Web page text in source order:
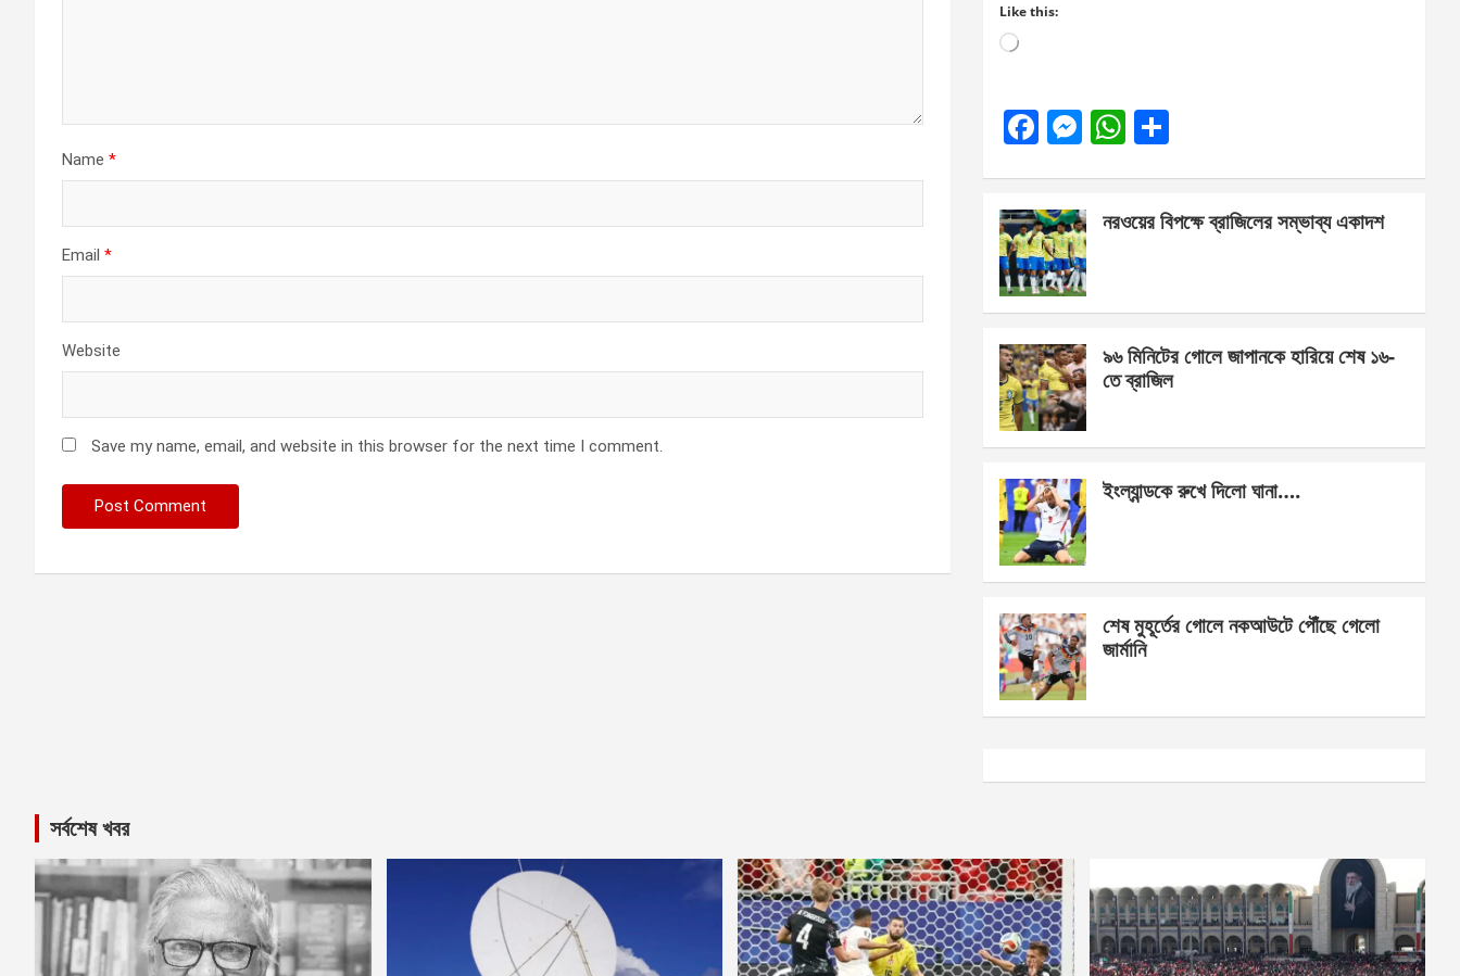
Name *
Email *
Website
Save my name, email, and website in this browser for the next time I comment.
Like this:
Loading…
F
b
o
o
k
M
n
g
er
W
s
e
নরওয়ের বিপক্ষে ব্রাজিলের সম্ভাব্য একাদশ
৯৬ মিনিটের গোলে জাপানকে হারিয়ে শেষ ১৬-
তে ব্রাজিল
ইংল্যান্ডকে রুখে দিলো ঘানা….
শেষ মুহূর্তের গোলে নকআউটে পৌঁছে গেলো
জার্মানি
সর্বশেষ খবর